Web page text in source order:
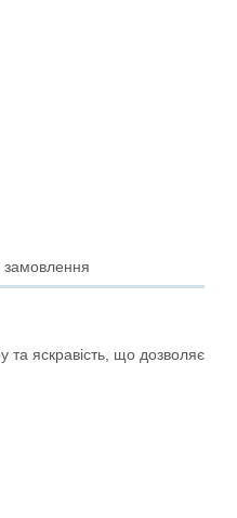
замовлення
та яскравість, що дозволяє